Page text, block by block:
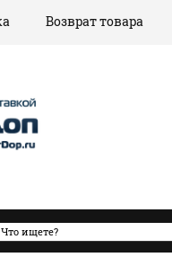
Возврат товара